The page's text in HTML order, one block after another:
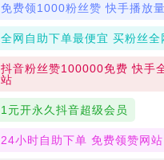
免费领1000粉丝赞 快手播放
全网自助下单最便宜 买粉丝全
抖音粉丝赞100000免费 快手
站
1元开永久抖音超级会员
24小时自助下单 免费领赞网站